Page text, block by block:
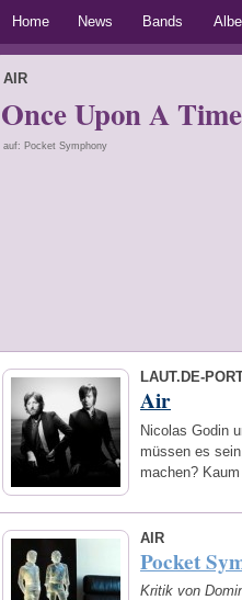
Home News Bands
AIR
Once Upon A Time
auf: Pocket Symphony
LAUT.DE-
Air
Nicolas Godin
müssen es
machen?
AIR
Pocket
Kritik von